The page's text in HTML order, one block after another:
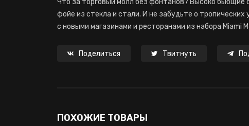
Что за торговый молл без фонтанов? Высоко бьющие
фойе из стекла и стали. И не забудьте о
с новыми магазинами и ресторанами из набора Miami
Поделиться Твитнуть
ПОХОЖИЕ ТОВАРЫ